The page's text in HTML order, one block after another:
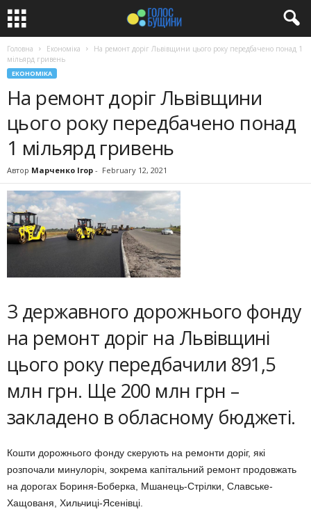
Головна Економіка
На ремонт доріг Львівщини цього року передбачено понад 1
мільярд гривень
ЕКОНОМІКА
На ремонт доріг Львівщини
цього року передбачено понад
1 мільярд гривень
Автор Марченко Ігор - February 12, 2021
З державного дорожнього фонду
на ремонт доріг на Львівщині
цього року передбачили 891,5
млн грн. Ще 200 млн грн –
закладено в обласному бюджеті.
Кошти дорожнього фонду скерують на ремонти доріг, які
розпочали минулоріч, зокрема капітальний ремонт продовжать
на дорогах Бориня-Боберка, Мшанець-Стрілки, Славське-
Хащованя, Хильчиці-Ясенівці.